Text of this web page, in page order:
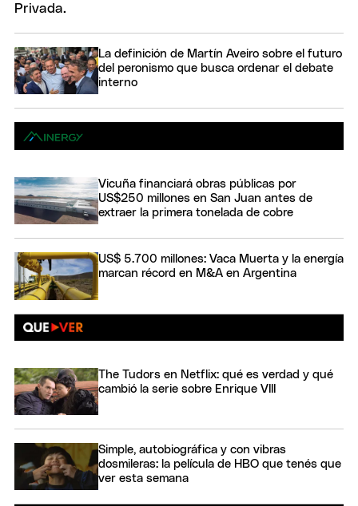
La definición de Martín Aveiro sobre el futuro
del peronismo que busca ordenar el debate
interno
Vicuña financiará obras públicas por
US$250 millones en San Juan antes de
extraer la primera tonelada de cobre
US$ 5.700 millones: Vaca Muerta y la energía
marcan récord en M&A en Argentina
The Tudors en Netflix: qué es verdad y qué
cambió la serie sobre Enrique VIII
Simple, autobiográfica y con vibras
dosmileras: la película de HBO que tenés que
ver esta semana